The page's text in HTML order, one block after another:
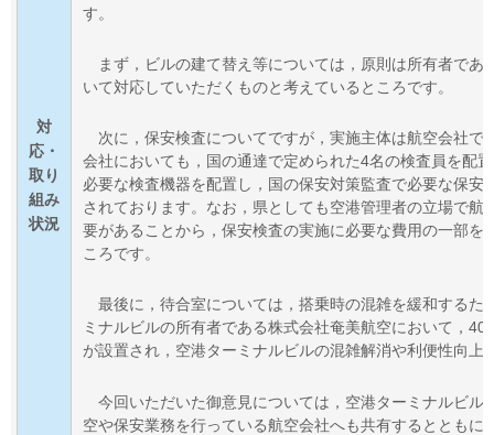
対
応・
取り
組み
状況
す。
まず ，ビルの建て替え等については，原則は所有者で
いて対応していただくものと考えているところです。
次に，保安検査についてですが，実施主体は航空会社で
会社においても，国の通達で定められた4名の検査員を配
必要な検査機器を配置し，国の保安対策監査で必要な保安
されております。なお，県としても空港管理者の立場で航
要があることから，保安検査の実施に必要な費用の一部を
ころです。
最後に ，待合室については，搭乗時の混雑を緩和する
ミナルビルの所有者である株式会社奄美航空において，
が設置され，空港ターミナルビルの混雑解消や利便性向上
今回いただいた御意見については，空港ターミナルビル
空や保安業務を行っている航空会社へも共有するとともに